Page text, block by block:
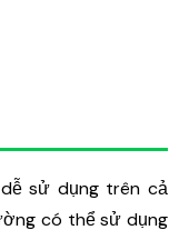
sử dụng trên cả
có thể sử dụng